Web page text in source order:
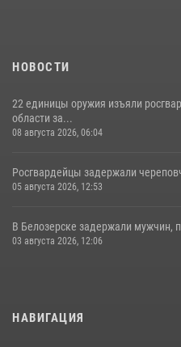
НОВОСТИ
22 единицы оружия изъяли
области за...
08 августа 2026, 06:04
Росгвардейцы задержали
05 августа 2026, 12:53
В Белозерске задержали мужчин,
03 августа 2026, 12:06
НАВИГАЦИЯ